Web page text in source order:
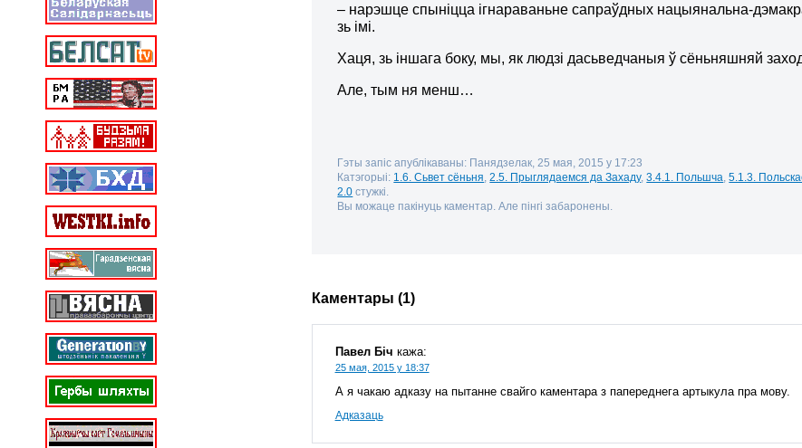
– нарэшце спыніцца ігнараваньне сапраўдных нацыянальна-
зь імі.
Хаця, зь іншага боку, мы, як людзі дасьведчаныя ў сёньняшняй
Але, тым ня менш…
Гэты запіс апублікаваны: Панядзелак, 25 мая, 2015 у 17:23
Катэгорыі: 1.6. Сьвет сёньня ,2.5. Прыглядаемся да Захаду,3.4.1. Польшча ,5.1.3.
2.0 стужкі.
Вы можаце пакінуць каментар. Але пінгі забаронены.
Каментары (1)
Павел Біч кажа:
25 мая, 2015 у 18:37
А я чакаю адказу на пытанне свайго каментара з папереднега артыкула пра мову.
Адказаць